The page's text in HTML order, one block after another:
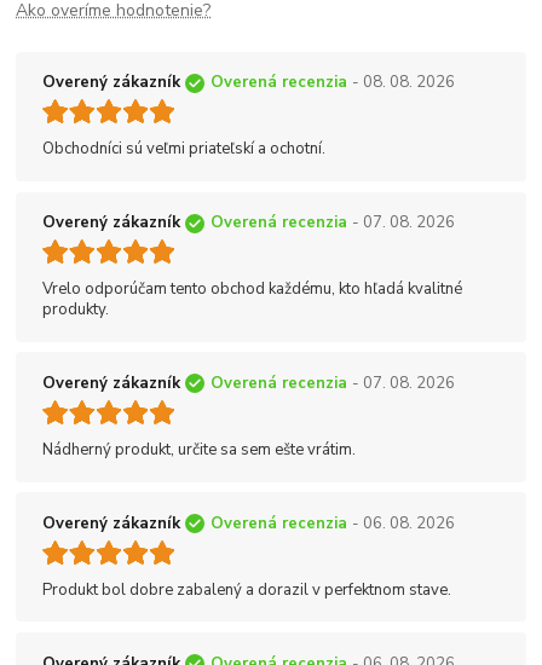
Ako overíme hodnotenie?
Overený zákazník Overená recenzia - 08. 08. 2026
Obchodníci sú veľmi priateľskí a ochotní.
Overený zákazník Overená recenzia - 07. 08. 2026
Vrelo odporúčam tento obchod každému, kto hľadá kvalitné
produkty.
Overený zákazník Overená recenzia - 07. 08. 2026
Nádherný produkt, určite sa sem ešte vrátim.
Overený zákazník Overená recenzia - 06. 08. 2026
Produkt bol dobre zabalený a dorazil v perfektnom stave.